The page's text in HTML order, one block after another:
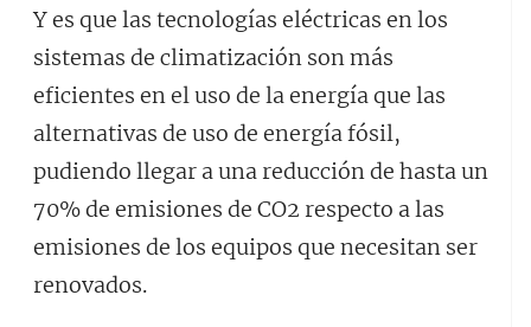
Y es que las tecnologías eléctricas en los
sistemas de climatización son más
eficientes en el uso de la energía que las
alternativas de uso de energía fósil,
pudiendo llegar a una reducción de hasta un
70% de emisiones de CO2 respecto a las
emisiones de los equipos que necesitan ser
renovados.